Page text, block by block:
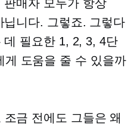
판매자 모두가 항상
니다. 그렇죠. 그렇다
데 필요한 1, 2, 3, 4단
게 도움을 줄 수 있을까
조금 전에도 그들은 왜